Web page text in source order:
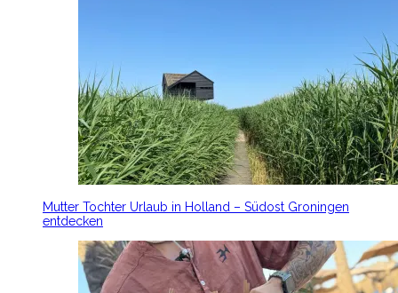
Mutter Tochter Urlaub in Holland – Südost Groningen
entdecken